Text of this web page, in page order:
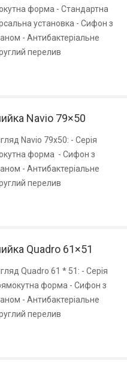
форма - Стандартна
установка - Сифон з
- Антибактеріальне
перелив
Navio 79×50
Navio 79x50: - Серія
форма - Сифон з
- Антибактеріальне
перелив
Quadro 61×51
Quadro 61 * 51: - Серія
форма - Сифон з
- Антибактеріальне
перелив